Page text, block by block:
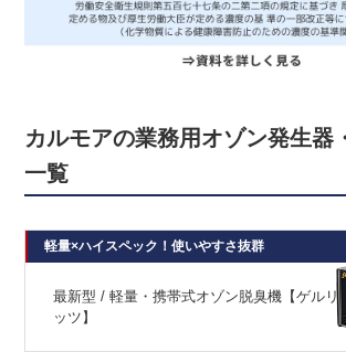
カルモアの業務用オゾン発生器
一覧
軽量×ハイスペック！使いやすさ抜群
最新型 / 軽量・携帯式オゾン脱臭機【ゲルリ
ッツ】